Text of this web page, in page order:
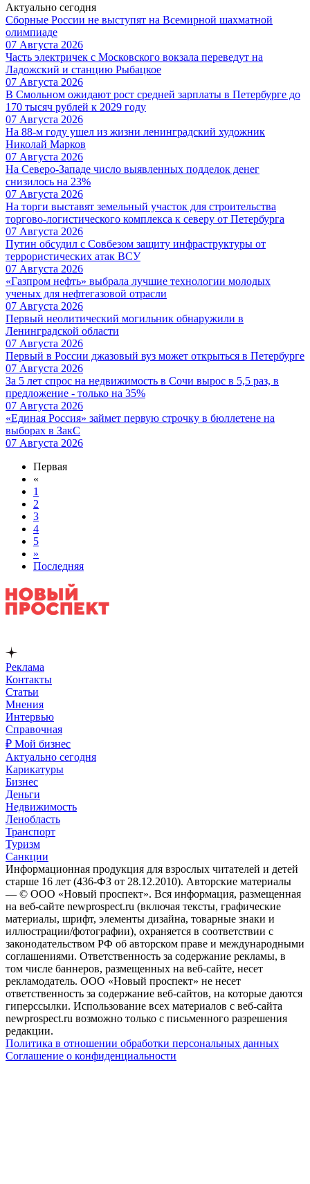
Актуально сегодня
Сборные России не выступят на Всемирной шахматной
олимпиаде
07 Августа 2026
Часть электричек с Московского вокзала переведут на
Ладожский и станцию Рыбацкое
07 Августа 2026
В Смольном ожидают рост средней зарплаты в Петербурге до
170 тысяч рублей к 2029 году
07 Августа 2026
На 88-м году ушел из жизни ленинградский художник
Николай Марков
07 Августа 2026
На Северо-Западе число выявленных подделок денег
снизилось на 23%
07 Августа 2026
На торги выставят земельный участок для строительства
торгово-логистического комплекса к северу от Петербурга
07 Августа 2026
Путин обсудил с Совбезом защиту инфраструктуры от
террористических атак ВСУ
07 Августа 2026
«Газпром нефть» выбрала лучшие технологии молодых
ученых для нефтегазовой отрасли
07 Августа 2026
Первый неолитический могильник обнаружили в
Ленинградской области
07 Августа 2026
Первый в России джазовый вуз может открыться в Петербурге
07 Августа 2026
За 5 лет спрос на недвижимость в Сочи вырос в 5,5 раз, в
предложение - только на 35%
07 Августа 2026
«Единая Россия» займет первую строчку в бюллетене на
выборах в ЗакС
07 Августа 2026
Первая
«
1
2
3
4
5
»
Последняя
Реклама
Контакты
Статьи
Мнения
Интервью
Справочная
₽ Мой бизнес
Актуально сегодня
Карикатуры
Бизнес
Деньги
Недвижимость
Ленобласть
Транспорт
Туризм
Санкции
Информационная продукция для взрослых читателей и детей
старше 16 лет (436-ФЗ от 28.12.2010). Авторские материалы
— © ООО «Новый проспект». Вся информация, размещенная
на веб-сайте newprospect.ru (включая тексты, графические
материалы, шрифт, элементы дизайна, товарные знаки и
иллюстрации/фотографии), охраняется в соответствии с
законодательством РФ об авторском праве и международными
соглашениями. Ответственность за содержание рекламы, в
том числе баннеров, размещенных на веб-сайте, несет
рекламодатель. ООО «Новый проспект» не несет
ответственность за содержание веб-сайтов, на которые даются
гиперссылки. Использование всех материалов с веб-сайта
newprospect.ru возможно только с письменного разрешения
редакции.
Политика в отношении обработки персональных данных
Соглашение о конфиденциальности